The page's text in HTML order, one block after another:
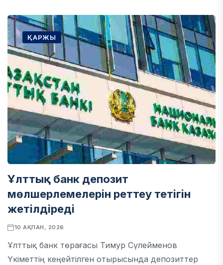
ҚАРЖЫ
Ұлттық банк депозит
мөлшерлемелерін реттеу тетігін
жетілдіреді
10 АҚПАН, 2026
Ұлттық банк төрағасы Тимур Сүлейменов
Үкіметтің кеңейтілген отырысында депозиттер